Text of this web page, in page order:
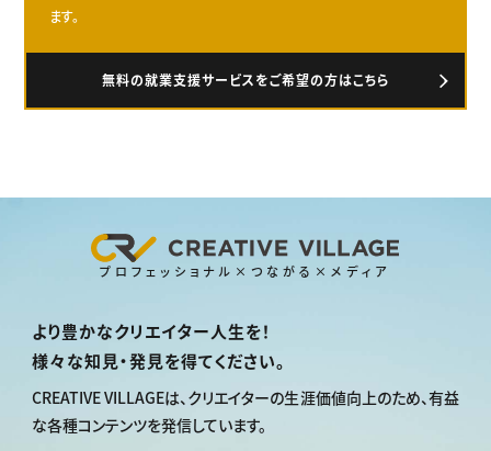
ます。
無料の就業支援サービスをご希望の方はこちら
プロフェッショナル×つながる×メディア
より豊かなクリエイター人生を！
様々な知見・発見を得てください。
CREATIVE VILLAGEは、 クリエイターの生涯価値向上のため、有益
な各種コンテンツを発信しています。